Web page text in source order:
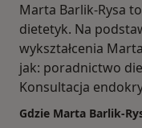
Marta Barlik-Rysa
dietetyk. Na
wykształcenia
jak: poradnictwo
Konsultacja
Gdzie Marta Barlik-